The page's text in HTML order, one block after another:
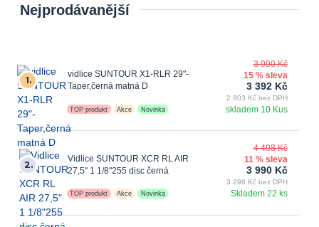
Nejprodávanější
1.
vidlice SUNTOUR X1-RLR 29"-
Taper,černá matná D
skladem 10 Kus
TOP produkt Akce Novinka
3 990 Kč
15 % sleva
3 392 Kč
2 803 Kč bez DPH
2.
Vidlice SUNTOUR XCR RL AIR
27,5" 1 1/8"255 disc černá
Skladem 22 ks
TOP produkt Akce Novinka
4 498 Kč
11 % sleva
3 990 Kč
3 298 Kč bez DPH